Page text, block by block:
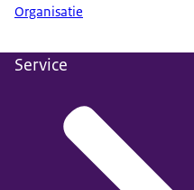
Organisatie
Service